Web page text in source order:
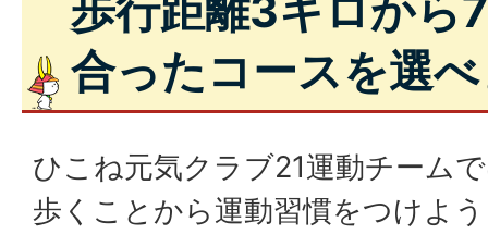
合ったコースを選
ひこね元気クラブ21運動チーム
歩くことから運動習慣をつけよ